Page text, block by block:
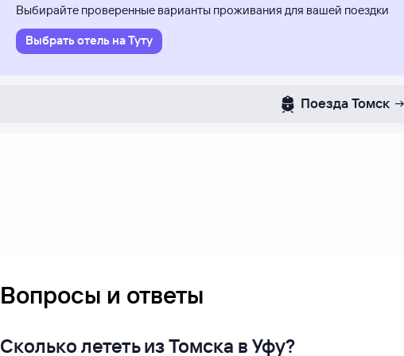
Выбирайте проверенные варианты проживания для вашей поездки
Выбрать отель на Туту
Поезда Томск
Вопросы и ответы
Сколько лететь из Томска в Уфу?